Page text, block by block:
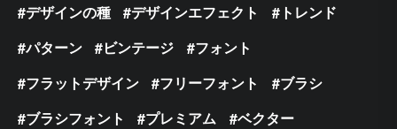
デザインの種
デザインエフェクト
トレンド
パターン
ビンテージ
フォント
フラットデザイン
フリーフォント
ブラシ
ブラシフォント
プレミアム
ベクター